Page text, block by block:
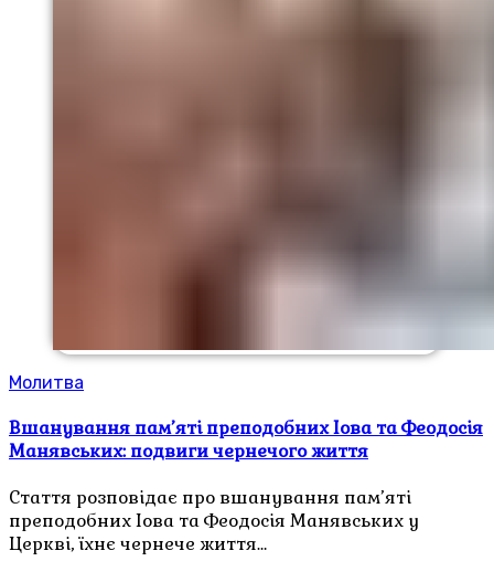
Молитва
Вшанування пам’яті преподобних Іова та Феодосія
Манявських: подвиги чернечого життя
Стаття розповідає про вшанування пам’яті
преподобних Іова та Феодосія Манявських у
Церкві, їхнє чернече життя…